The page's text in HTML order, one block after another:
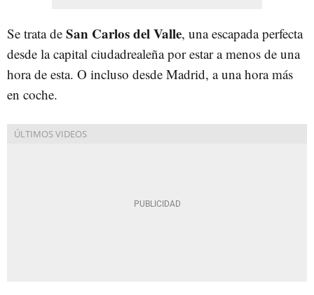
Se trata de San Carlos del Valle, una escapada perfecta
desde la capital ciudadrealeña por estar a menos de una
hora de esta. O incluso desde Madrid, a una hora más
en coche.